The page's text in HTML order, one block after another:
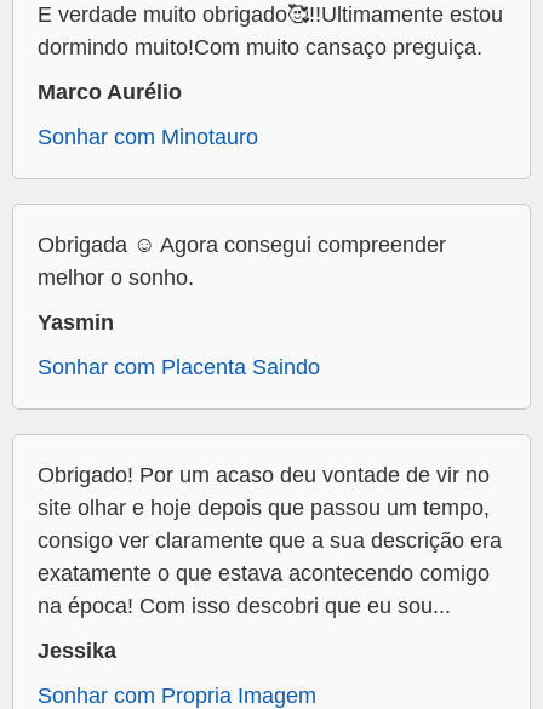
E verdade muito obrigado🥰!!Ultimamente estou
dormindo muito!Com muito cansaço preguiça.
Marco Aurélio
Sonhar com Minotauro
Obrigada ☺️ Agora consegui compreender
melhor o sonho.
Yasmin
Sonhar com Placenta Saindo
Obrigado! Por um acaso deu vontade de vir no
site olhar e hoje depois que passou um tempo,
consigo ver claramente que a sua descrição era
exatamente o que estava acontecendo comigo
na época! Com isso descobri que eu sou...
Jessika
Sonhar com Propria Imagem